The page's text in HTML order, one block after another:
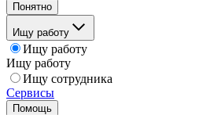
Понятно
Ищу работу
Ищу работу
Ищу работу
Ищу сотрудника
Сервисы
Помощь